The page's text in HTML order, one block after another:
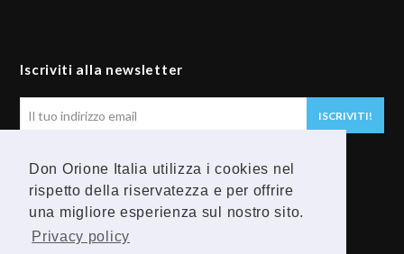
Don Orione Italia utilizza i cookies nel
rispetto della riservatezza e per offrire
una migliore esperienza sul nostro sito.
Privacy policy
Iscriviti alla newsletter
email
ISCRIVITI!
Seguici
F